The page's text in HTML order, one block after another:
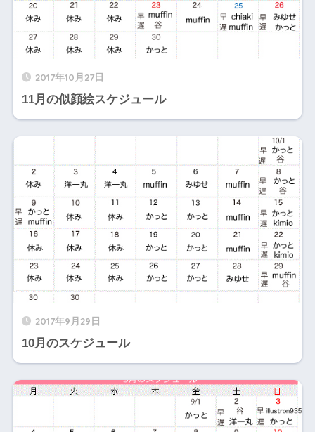
2017年10月27日
11月の似顔絵スケジュール
2017年9月29日
10月のスケジュール